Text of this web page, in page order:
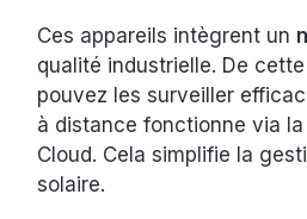
Ces appareils intègrent un
qualité industrielle. De
pouvez les surveiller
à distance fonctionne via
Cloud. Cela simplifie la
solaire.